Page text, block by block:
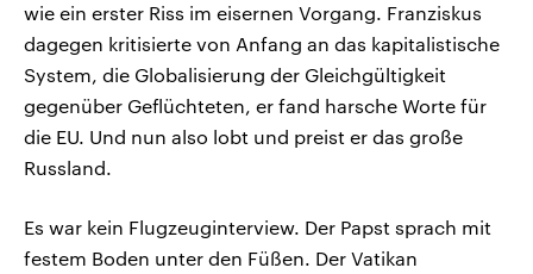
wie ein erster Riss im eisernen Vorgang. Franziskus
dagegen kritisierte von Anfang an das kapitalistische
System, die Globalisierung der Gleichgültigkeit
gegenüber Geflüchteten, er fand harsche Worte für
die EU. Und nun also lobt und preist er das große
Russland.
Es war kein Flugzeuginterview. Der Papst sprach mit
festem Boden unter den Füßen. Der Vatikan